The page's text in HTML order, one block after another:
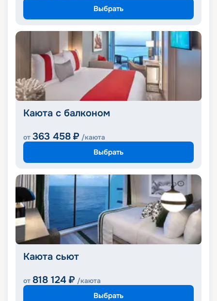
Выбрать
Каюта с балконом
от 363 458 ₽ /каюта
Выбрать
Каюта сьют
от 818 124 ₽ /каюта
Выбрать